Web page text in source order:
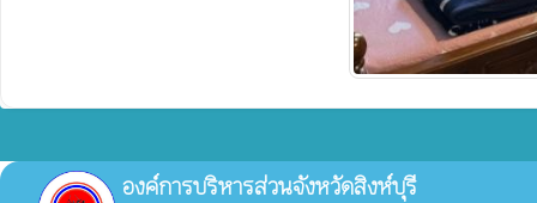
องค์การบริหารส่วนจังหวัดสิงห์บุรี